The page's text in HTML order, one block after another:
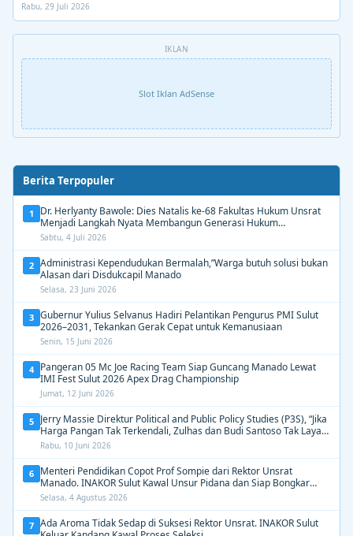
Rabu, 29 Juli 2026
IKLAN
Slot Iklan AdSense
Berita Terpopuler
1
Dr. Herlyanty Bawole: Dies Natalis ke-68 Fakultas Hukum Unsrat
Menjadi Langkah Nyata Membangun Generasi Hukum
Berdampak
Sabtu, 4 Juli 2026
2 Administrasi Kependudukan Bermalah,”Warga butuh solusi bukan
Alasan dari Disdukcapil Manado
Selasa, 23 Juni 2026
3 Gubernur Yulius Selvanus Hadiri Pelantikan Pengurus PMI Sulut
2026–2031, Tekankan Gerak Cepat untuk Kemanusiaan
Senin, 15 Juni 2026
4 Pangeran 05 Mc Joe Racing Team Siap Guncang Manado Lewat
IMI Fest Sulut 2026 Apex Drag Championship
Jumat, 12 Juni 2026
5 Jerry Massie Direktur Political and Public Policy Studies (P3S), “Jika
Harga Pangan Tak Terkendali, Zulhas dan Budi Santoso Tak Layak
Dipertahankan”
Rabu, 10 Juni 2026
6 Menteri Pendidikan Copot Prof Sompie dari Rektor Unsrat
Manado. INAKOR Sulut Kawal Unsur Pidana dan Siap Bongkar
Aroma Busuk di Suksesi Rektor
Selasa, 4 Agustus 2026
7 Ada Aroma Tidak Sedap di Suksesi Rektor Unsrat. INAKOR Sulut